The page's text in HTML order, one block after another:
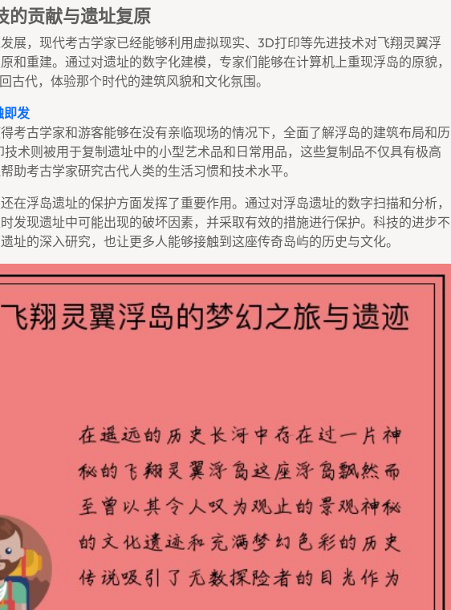
的贡献与遗址复原
展，现代考古学家已经能够利用虚拟现实、3D打印等先进技术对飞翔灵翼浮
和重建。通过对遗址的数字化建模，专家们能够在计算机上重现浮岛的原貌，
古代，体验那个时代的建筑风貌和文化氛围。
即发
考古学家和游客能够在没有亲临现场的情况下，全面了解浮岛的建筑布局和历
技术则被用于复制遗址中的小型艺术品和日常用品，这些复制品不仅具有极高
助考古学家研究古代人类的生活习惯和技术水平。
在浮岛遗址的保护方面发挥了重要作用。通过对浮岛遗址的数字扫描和分析，
发现遗址中可能出现的破坏因素，并采取有效的措施进行保护。科技的进步不
址的深入研究，也让更多人能够接触到这座传奇岛屿的历史与文化。